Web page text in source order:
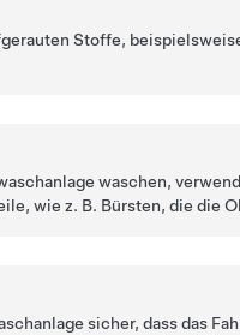
Stoffe,
waschen,
wie z. B. Bürsten, die die
sicher, dass das